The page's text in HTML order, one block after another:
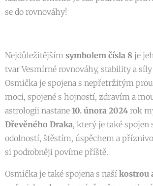
se do rovnováhy!
Nejdůležitějším symbolem čísla 8 je
tvar Vesmírné rovnováhy, stability a síly
Osmička je spojena s nepřetržitým
moci, spojené s hojností, zdravím a
astrologii nastane 10. února 2024 rok
Dřevěného Draka, který je také spojen
odolností, štěstím, úspěchem a
si podrobněji povíme příště.
Osmička je také spojena s naší kostrou